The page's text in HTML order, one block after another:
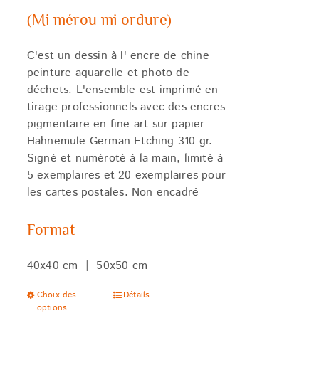
75,00 €
(Mi mérou mi ordure)
C'est un dessin à l' encre de chine
peinture aquarelle et photo de
déchets. L'ensemble est imprimé en
tirage professionnels avec des encres
pigmentaire en fine art sur papier
Hahnemüle German Etching 310 gr.
Signé et numéroté à la main, limité à
5 exemplaires et 20 exemplaires pour
les cartes postales. Non encadré
Format
40x40 cm | 50x50 cm
Choix des
options
CeDétails